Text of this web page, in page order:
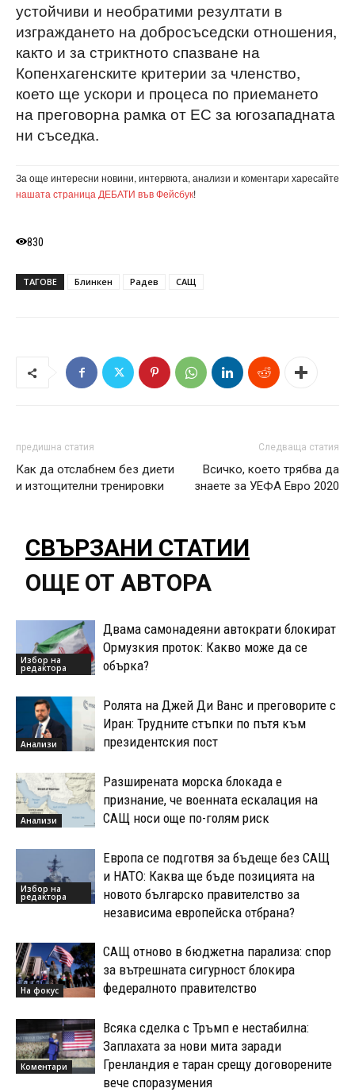
устойчиви и необратими резултати в
изграждането на добросъседски отношения,
както и за стриктното спазване на
Копенхагенските критерии за членство,
което ще ускори и процеса по приемането
на преговорна рамка от ЕС за югозападната
ни съседка.
За още интересни новини, интервюта, анализи и коментари харесайте
нашата страница ДЕБАТИ във Фейсбук!
830
ТАГОВЕ Блинкен Радев САЩ
предишна статия
Как да отслабнем без диети
и изтощителни тренировки
Следваща статия
Всичко, което трябва да
знаете за УЕФА Евро 2020
СВЪРЗАНИ СТАТИИ
ОЩЕ ОТ АВТОРА
Избор на
редактора
Двама самонадеяни автократи блокират
Ормузкия проток: Какво може да се
обърка?
Анализи
Ролята на Джей Ди Ванс и преговорите с
Иран: Трудните стъпки по пътя към
президентския пост
Анализи
Разширената морска блокада е
признание, че военната ескалация на
САЩ носи още по-голям риск
Избор на
редактора
Европа се подготвя за бъдеще без САЩ
и НАТО: Каква ще бъде позицията на
новото българско правителство за
независима европейска отбрана?
На фокус
САЩ отново в бюджетна парализа: спор
за вътрешната сигурност блокира
федералното правителство
Коментари
Всяка сделка с Тръмп е нестабилна:
Заплахата за нови мита заради
Гренландия е таран срещу договорените
вече споразумения